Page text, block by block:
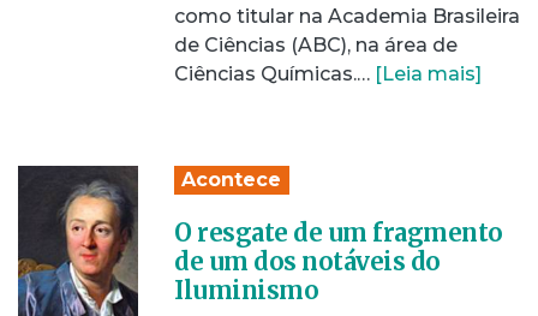
como titular na Academia Brasileira
de Ciências (ABC), na área de
Ciências Químicas.… [Leia mais]
Acontece
O resgate de um fragmento
de um dos notáveis do
Iluminismo